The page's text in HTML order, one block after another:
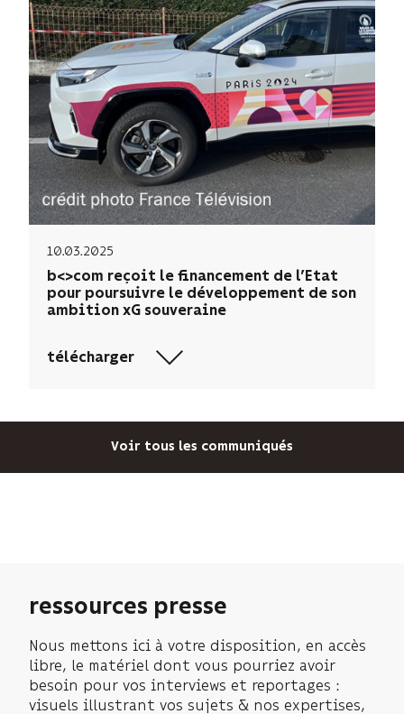
10.03.2025
b<>com reçoit le financement de l’Etat
pour poursuivre le développement de son
ambition xG souveraine
télécharger
Voir tous les communiqués
ressources presse
Nous mettons ici à votre disposition, en accès
libre, le matériel dont vous pourriez avoir
besoin pour vos interviews et reportages :
visuels illustrant vos sujets & nos expertises,